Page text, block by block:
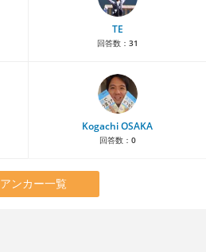
TE
回答数： 31
Kogachi OSAKA
回答数： 0
アンカー一覧